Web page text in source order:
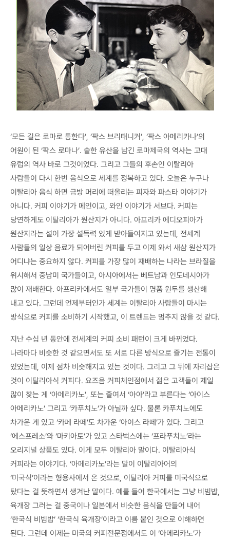
‘모든 길은 로마로 통한다’, ‘팍스 브리태니커’, ‘팍스 아메리카나’의
어원이 된 ‘팍스 로마나’. 숱한 유산을 남긴 로마제국의 역사는 고대
유럽의 역사 바로 그것이었다. 그리고 그들의 후손인 이탈리아
사람들이 다시 한번 음식으로 세계를 정복하고 있다. 오늘은 누구나
이탈리아 음식 하면 금방 머리에 떠올리는 피자와 파스타 이야기가
아니다. 커피 이야기가 메인이고, 와인 이야기가 서브다. 커피는
당연하게도 이탈리아가 원산지가 아니다. 아프리카 에디오피아가
원산지라는 설이 가장 설득력 있게 받아들여지고 있는데, 전세계
사람들의 일상 음료가 되어버린 커피를 두고 이제 와서 새삼 원산지가
어디냐는 중요하지 않다. 커피를 가장 많이 재배하는 나라는 브라질을
위시해서 중남미 국가들이고, 아시아에서는 베트남과 인도네시아가
많이 재배한다. 아프리카에서도 일부 국가들이 명품 원두를 생산해
내고 있다. 그런데 언제부터인가 세계는 이탈리아 사람들이 마시는
방식으로 커피를 소비하기 시작했고, 이 트렌드는 멈추지 않을 것 같다.
지난 수십 년 동안에 전세계의 커피 소비 패턴이 크게 바뀌었다.
나라마다 비슷한 것 같으면서도 또 서로 다른 방식으로 즐기는 전통이
있었는데, 이제 점차 비슷해지고 있는 것이다. 그리고 그 뒤에 자리잡은
것이 이탈리아식 커피다. 요즈음 커피체인점에서 젊은 고객들이 제일
많이 찾는 게 ‘아메리카노’, 또는 줄여서 ‘아아’라고 부른다는 ‘아이스
아메리카노’ 그리고 ‘카푸치노’가 아닐까 싶다. 물론 카푸치노에도
차가운 게 있고 ‘카페 라떼’도 차가운 ‘아이스 라떼’가 있다. 그리고
‘에스프레소’와 ‘마키아토’가 있고 스타벅스에는 ‘프라푸치노’라는
오리지널 상품도 있다. 이게 모두 이탈리아 말이다. 이탈리아식
커피라는 이야기다. ‘아메리카노’라는 말이 이탈리아어의
‘미국식’이라는 형용사에서 온 것으로, 이탈리아 커피를 미국식으로
탔다는 걸 뜻하면서 생겨난 말이다. 예를 들어 한국에서는 그냥 비빔밥,
육개장 그러는 걸 중국이나 일본에서 비슷한 음식을 만들어 내어
‘한국식 비빔밥’ ‘한국식 육개장’이라고 이름 붙인 것으로 이해하면
된다. 그런데 이제는 미국의 커피전문점에서도 이 ‘아메리카노’가